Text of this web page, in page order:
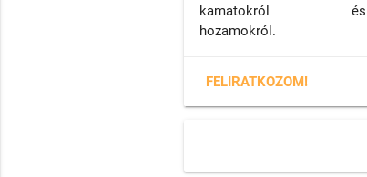
kamatokról és
hozamokról.
FELIRATKOZOM!